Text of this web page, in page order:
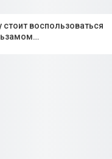
стоит воспользоваться